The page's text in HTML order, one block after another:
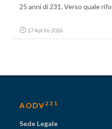
25 anni di 231. Verso quale
17 Aprile 2026
AODV 231
Sede Legale